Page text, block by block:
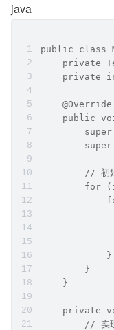
java
public class
private
private
    @Override
public
// 初
for
            }
        }
    }
private
// 实